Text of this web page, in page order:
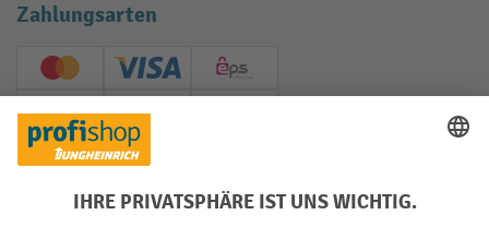
Zahlungsarten
Creditcard (Master)Creditcard (Visa)
EPS
PayPal
Soziale Netzwerke